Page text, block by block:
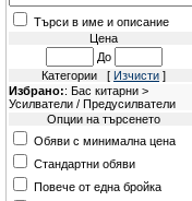
Търси в име и описание
Цена
До
Категории [ Изчисти ]
Избрано:: Бас китарни >
Усилватели / Предусилватели
Опции на търсенето
Обяви с минимална цена
Стандартни обяви
Повече от една бройка